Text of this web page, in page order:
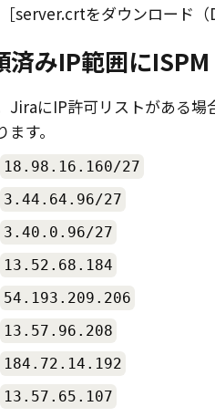
server.crtをダウンロード（
済みIP範囲に
JiraにIP許可リストがある場
す。
18.98.16.160/27
3.44.64.96/27
3.40.0.96/27
13.52.68.184
54.193.209.206
13.57.96.208
184.72.14.192
13.57.65.107